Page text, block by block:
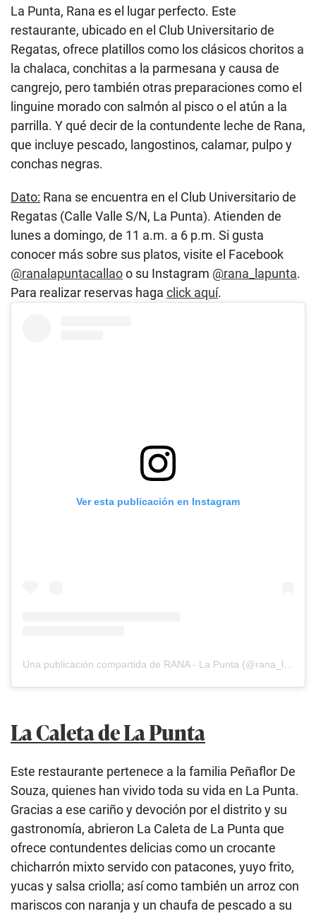
La Punta, Rana es el lugar perfecto. Este
restaurante, ubicado en el Club Universitario de
Regatas, ofrece platillos como los clásicos choritos a
la chalaca, conchitas a la parmesana y causa de
cangrejo, pero también otras preparaciones como el
linguine morado con salmón al pisco o el atún a la
parrilla. Y qué decir de la contundente leche de Rana,
que incluye pescado, langostinos, calamar, pulpo y
conchas negras.
Dato: Rana se encuentra en el Club Universitario de
Regatas (Calle Valle S/N, La Punta). Atienden de
lunes a domingo, de 11 a.m. a 6 p.m. Si gusta
conocer más sobre sus platos, visite el Facebook
@ranalapuntacallaoo su Instagram @rana_lapunta.
Para realizar reservas haga click aquí.
Ver esta publicación en Instagram
Una publicación compartida de RANA - La Punta (@rana_lapunta)
La Caleta de La Punta
Este restaurante pertenece a la familia Peñaflor De
Souza, quienes han vivido toda su vida en La Punta.
Gracias a ese cariño y devoción por el distrito y su
gastronomía, abrieron La Caleta de La Punta que
ofrece contundentes delicias como un crocante
chicharrón mixto servido con patacones, yuyo frito,
yucas y salsa criolla; así como también un arroz con
mariscos con naranja y un chaufa de pescado a su